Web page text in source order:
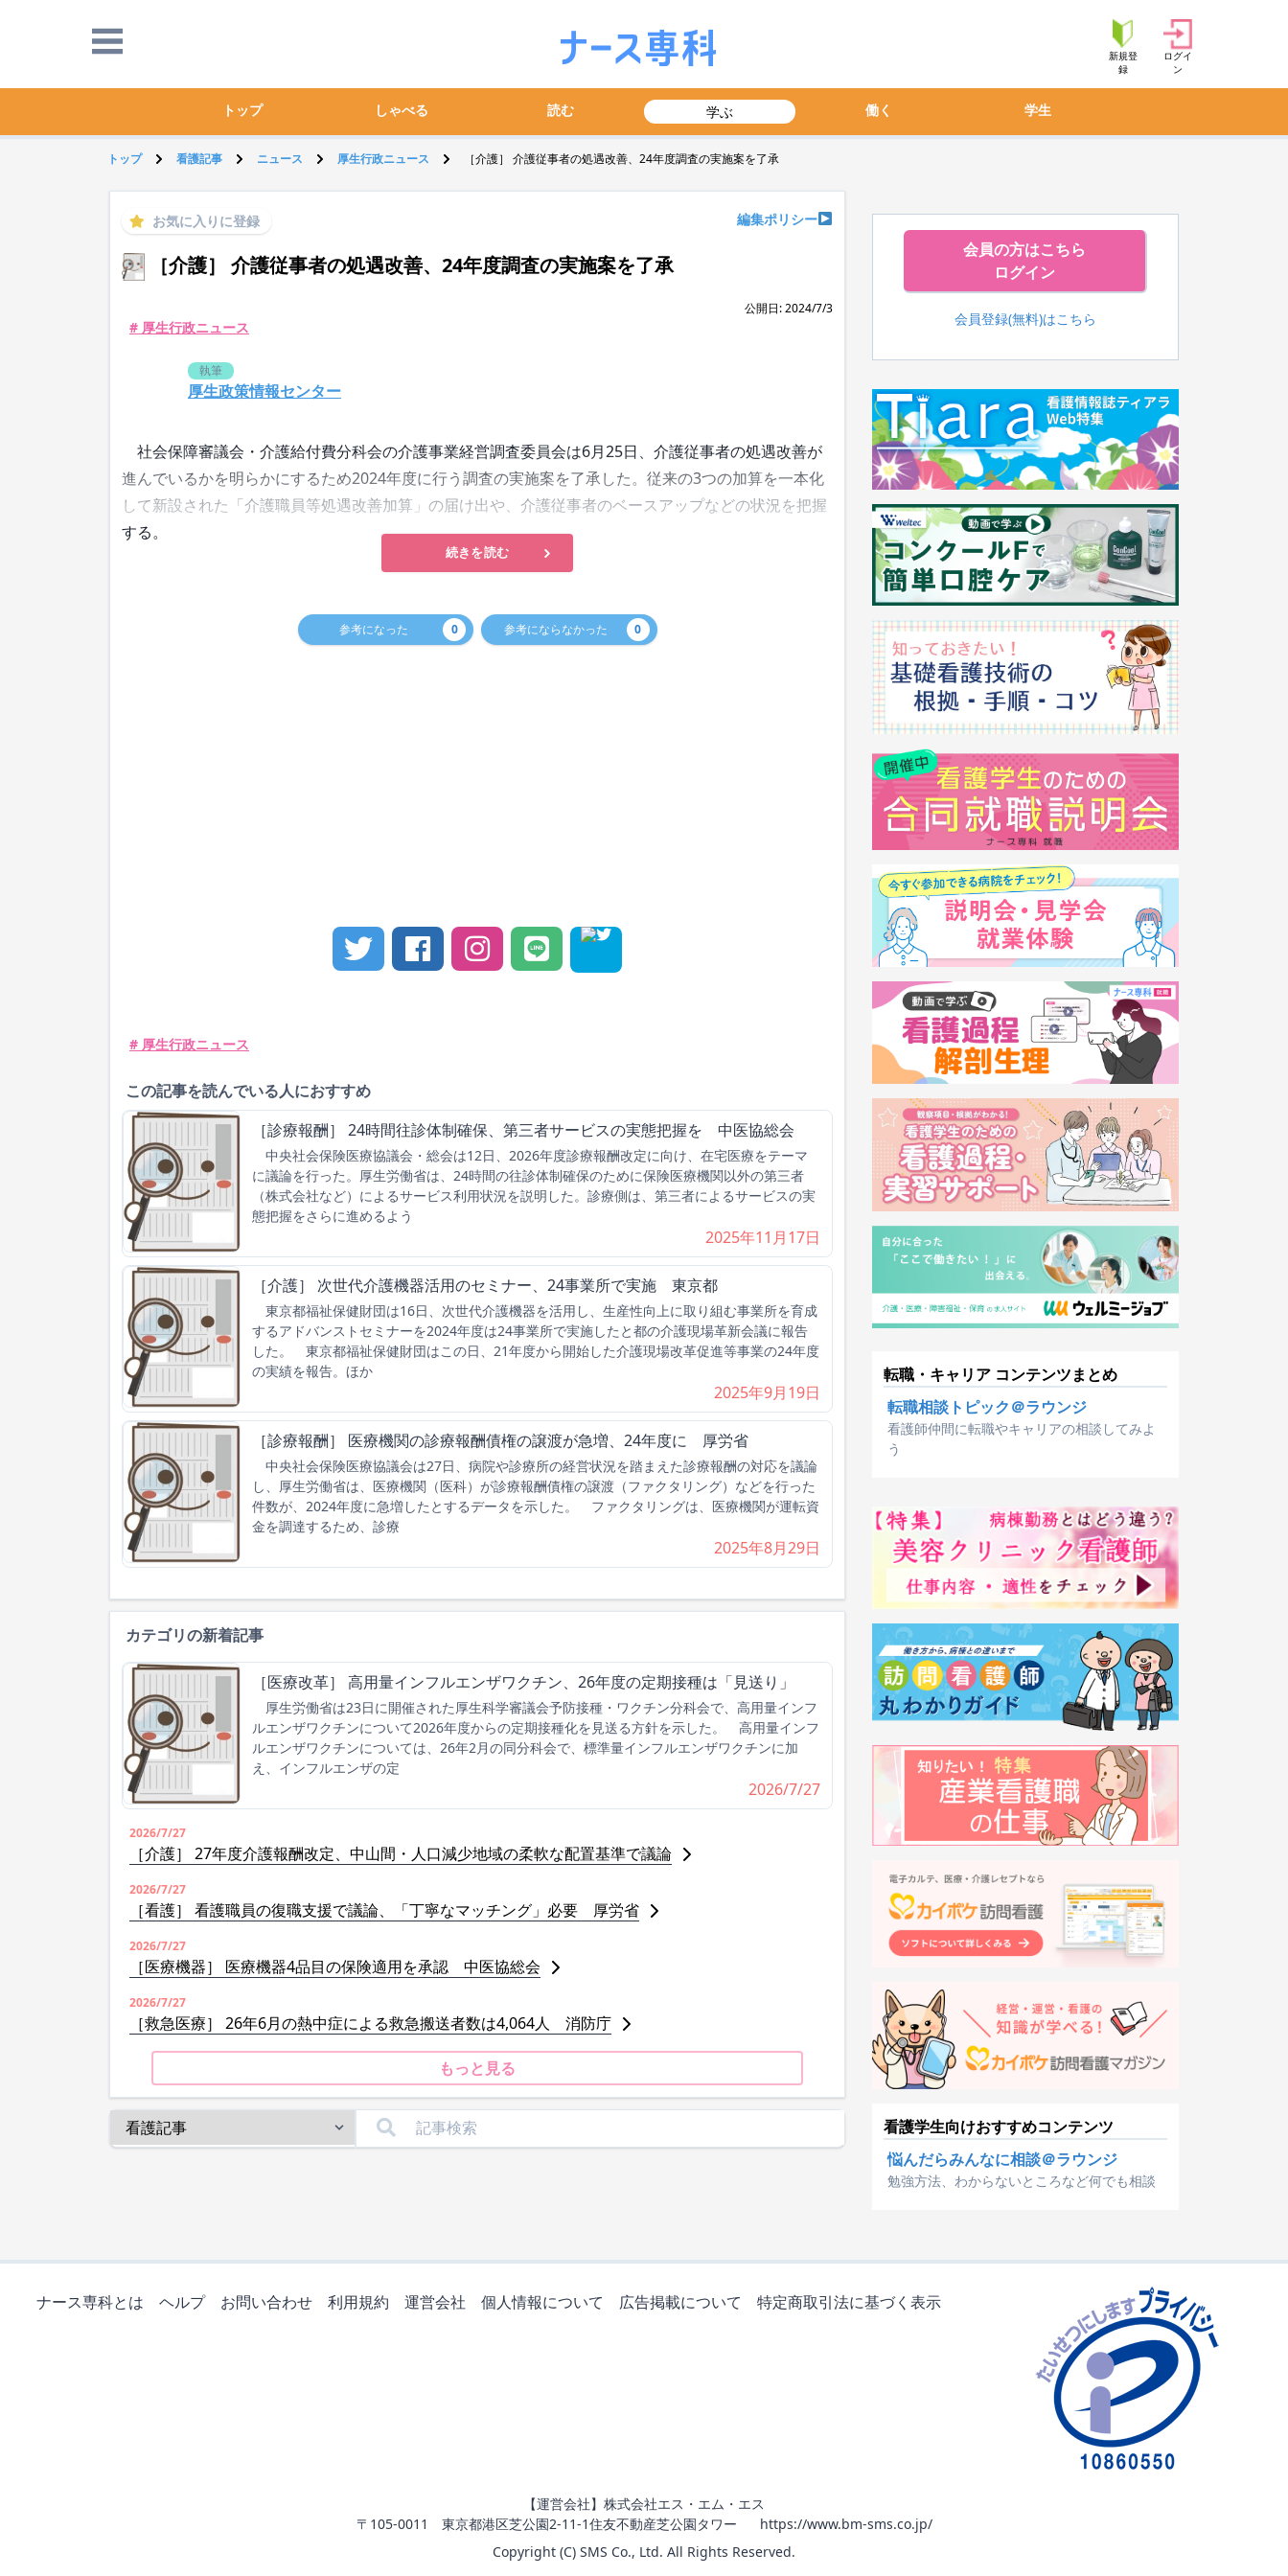
新規登
録
ログイ
ン
トップ しゃべる 読む 学ぶ 働く 学生
トップ 看護記事 ニュース 厚生行政ニュース ［介護］ 介護従事者の処遇改善、24年度調査の実施案を了承
お気に入りに登録 編集ポリシー
［介護］ 介護従事者の処遇改善、24年度調査の実施案を了承
公開日: 2024/7/3
# 厚生行政ニュース
執筆
厚生政策情報センター
社会保障審議会・介護給付費分科会の介護事業経営調査委員会は6月25日、介護従事者の処遇改善が
進んでいるかを明らかにするため2024年度に行う調査の実施案を了承した。従来の3つの加算を一本化
して新設された「介護職員等処遇改善加算」の届け出や、介護従事者のベースアップなどの状況を把握
する。
続きを読む
参考になった 0 参考にならなかった 0
# 厚生行政ニュース
この記事を読んでいる人におすすめ
［診療報酬］ 24時間往診体制確保、第三者サービスの実態把握を 中医協総会
中央社会保険医療協議会・総会は12日、2026年度診療報酬改定に向け、在宅医療をテーマ
に議論を行った。厚生労働省は、24時間の往診体制確保のために保険医療機関以外の第三者
（株式会社など）によるサービス利用状況を説明した。診療側は、第三者によるサービスの実
態把握をさらに進めるよう
2025年11月17日
［介護］ 次世代介護機器活用のセミナー、24事業所で実施 東京都
東京都福祉保健財団は16日、次世代介護機器を活用し、生産性向上に取り組む事業所を育成
するアドバンストセミナーを2024年度は24事業所で実施したと都の介護現場革新会議に報告
した。 東京都福祉保健財団はこの日、21年度から開始した介護現場改革促進等事業の24年度
の実績を報告。ほか
2025年9月19日
［診療報酬］ 医療機関の診療報酬債権の譲渡が急増、24年度に 厚労省
中央社会保険医療協議会は27日、病院や診療所の経営状況を踏まえた診療報酬の対応を議論
し、厚生労働省は、医療機関（医科）が診療報酬債権の譲渡（ファクタリング）などを行った
件数が、2024年度に急増したとするデータを示した。 ファクタリングは、医療機関が運転資
金を調達するため、診療
2025年8月29日
カテゴリの新着記事
［医療改革］ 高用量インフルエンザワクチン、26年度の定期接種は「見送り」
厚生労働省は23日に開催された厚生科学審議会予防接種・ワクチン分科会で、高用量インフ
ルエンザワクチンについて2026年度からの定期接種化を見送る方針を示した。 高用量インフ
ルエンザワクチンについては、26年2月の同分科会で、標準量インフルエンザワクチンに加
え、インフルエンザの定
2026/7/27
2026/7/27
［介護］ 27年度介護報酬改定、中山間・人口減少地域の柔軟な配置基準で議論
2026/7/27
［看護］ 看護職員の復職支援で議論、「丁寧なマッチング」必要 厚労省
2026/7/27
［医療機器］ 医療機器4品目の保険適用を承認 中医協総会
2026/7/27
［救急医療］ 26年6月の熱中症による救急搬送者数は4,064人 消防庁
もっと見る
会員の方はこちら
ログイン
会員登録(無料)はこちら
転職・キャリア コンテンツまとめ
転職相談トピック＠ラウンジ
看護師仲間に転職やキャリアの相談してみよ
う
看護学生向けおすすめコンテンツ
悩んだらみんなに相談＠ラウンジ
勉強方法、わからないところなど何でも相談
ナース専科とは ヘルプ お問い合わせ 利用規約 運営会社 個人情報について 広告掲載について 特定商取引法に基づく表示
【運営会社】株式会社エス・エム・エス
〒105-0011 東京都港区芝公園2-11-1住友不動産芝公園タワー
https://www.bm-sms.co.jp/
Copyright (C) SMS Co., Ltd. All Rights Reserved.